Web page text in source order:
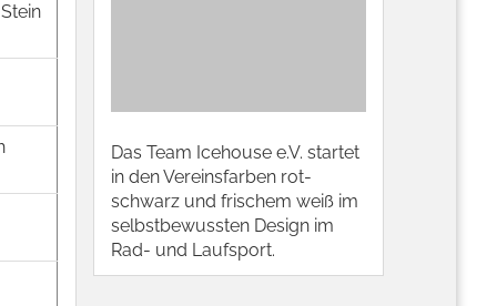
Das Team Icehouse e.V. startet
in den Vereinsfarben rot-
schwarz und frischem weiß im
selbstbewussten Design im
Rad- und Laufsport.